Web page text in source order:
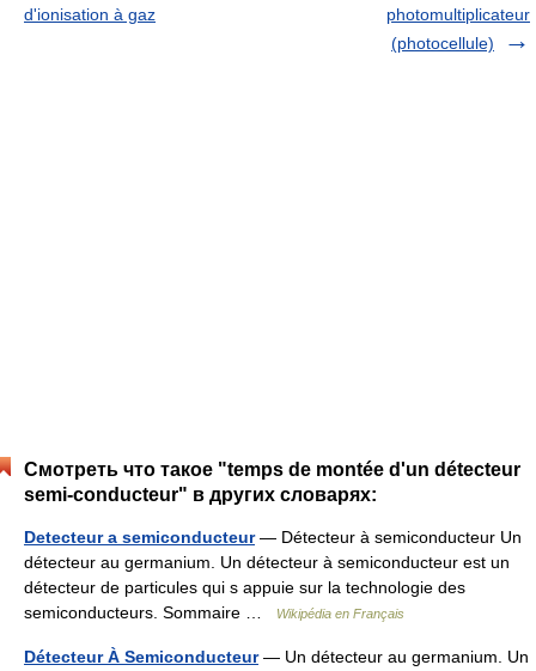
d'ionisation à gaz
photomultiplicateur
(photocellule)
Смотреть что такое "temps de montée d'un détecteur
semi-conducteur" в других словарях:
Detecteur a semiconducteur— Détecteur à semiconducteur Un
détecteur au germanium. Un détecteur à semiconducteur est un
détecteur de particules qui s appuie sur la technologie des
semiconducteurs. Sommaire …
Wikipédia en Français
Détecteur À Semiconducteur— Un détecteur au germanium. Un